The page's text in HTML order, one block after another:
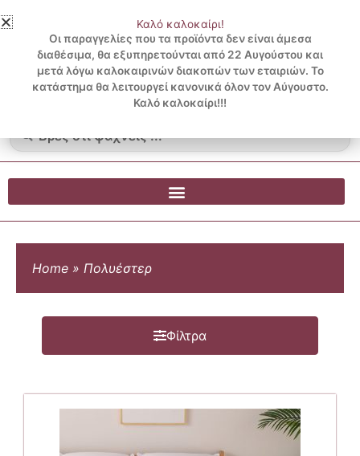
στο
περιεχόμενο
3 ΔΟΣΕΙΣ ΧΩΡΙΣ ΠΙΣΤΩΤΙΚΗ ΜΕ KLARNA
...
Λογαριασμός
Blog
0.00€
0
Cart
Home » Πολυέστερ
Φίλτρα
Καλό καλοκαίρι!
Οι παραγγελίες που τα προϊόντα δεν είναι άμεσα
διαθέσιμα, θα εξυπηρετούνται από 22 Αυγούστου και
μετά λόγω καλοκαιρινών διακοπών των εταιριών. Το
κατάστημα θα λειτουργεί κανονικά όλον τον Αύγουστο.
Καλό καλοκαίρι!!!